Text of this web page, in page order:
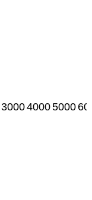
300040005000